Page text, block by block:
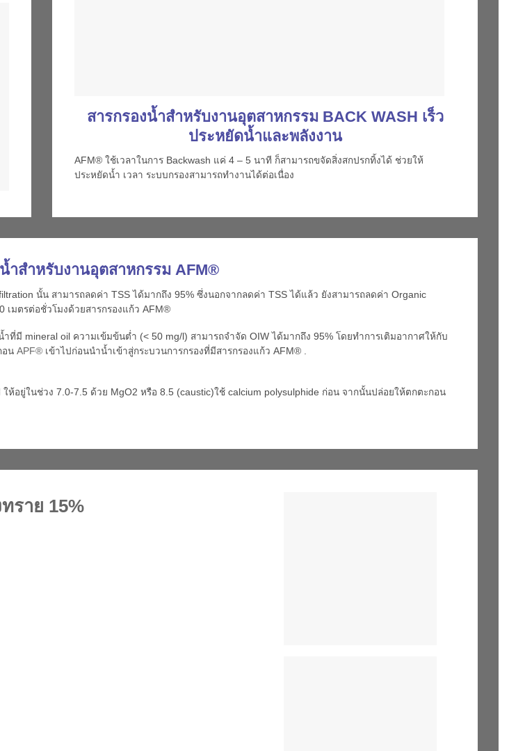
สารกรองน้ำสำหรับงานอุตสาหกรรม BACK WASH เร็ว
ประหยัดน้ำและพลังงาน
AFM® ใช้เวลาในการ Backwash แค่ 4 – 5 นาที ก็สามารถขจัดสิ่งสกปรกทิ้งได้ ช่วยให้
ประหยัดน้ำ เวลา ระบบกรองสามารถทำงานได้ต่อเนื่อง
ำสำหรับงานอุตสาหกรรม AFM®
นั้น สามารถลดค่า TSS ได้มากถึง 95% ซึ่งนอกจากลดค่า TSS ได้แล้ว ยังสามารถลดค่า Organic
เมตรต่อชั่วโมงด้วยสารกรองแก้ว AFM®
มี mineral oil ความเข้มข้นต่ำ (< 50 mg/l) สามารถจำจัด OIW ได้มากถึง 95% โดยทำการเติมอากาศให้กับ
อน APF® เข้าไปก่อนนำน้ำเข้าสู่กระบวนการกรองที่มีสารกรองแก้ว AFM® .
อยู่ในช่วง 7.0-7.5 ด้วย MgO2 หรือ 8.5 (caustic)ใช้ calcium polysulphide ก่อน จากนั้นปล่อยให้ตกตะกอน
ราย 15%